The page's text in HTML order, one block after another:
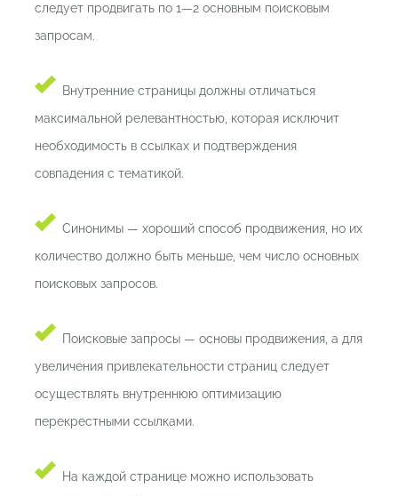
следует продвигать по 1—2 основным поисковым
запросам.
Внутренние страницы должны отличаться
максимальной релевантностью, которая исключит
необходимость в ссылках и подтверждения
совпадения с тематикой.
Синонимы — хороший способ продвижения, но их
количество должно быть меньше, чем число основных
поисковых запросов.
Поисковые запросы — основы продвижения, а для
увеличения привлекательности страниц следует
осуществлять внутреннюю оптимизацию
перекрестными ссылками.
На каждой странице можно использовать